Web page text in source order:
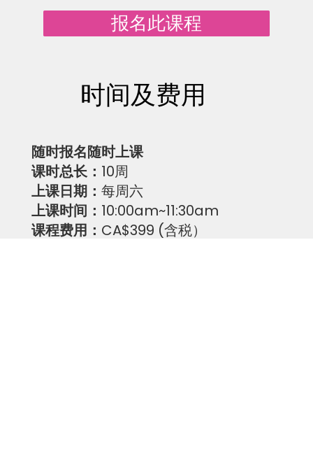
​时间及费用
​随时报名随时上课
课时总长： 10周
上课日期： 每周六
上课时间： 10:00am~11:30am
课程费用： CA$399 (含税）
报名此课程